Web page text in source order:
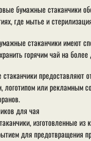
бумажные стаканчики
где мытье и
стаканчики имеют
горячим чай на
предоставляют
логотипом или рекламным
для чая
изготовленные из
для предотвращения